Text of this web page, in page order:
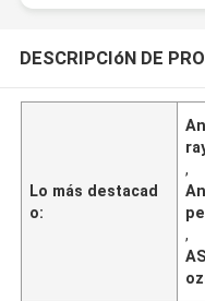
DESCRIPCIóN DE
Lo más destacad
o:
,
,